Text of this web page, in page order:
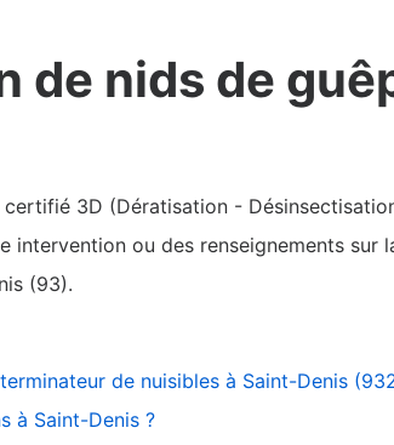
nids de
3D (Dératisation -
intervention ou des renseignements sur
(93).
de nuisibles à Saint-Denis
à Saint-Denis ?